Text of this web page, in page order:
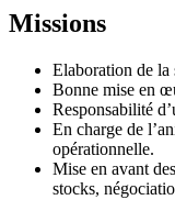
Missions
Elaboration de la
Bonne mise en
Responsabilité
En charge de
opérationnelle.
Mise en avant
stocks,